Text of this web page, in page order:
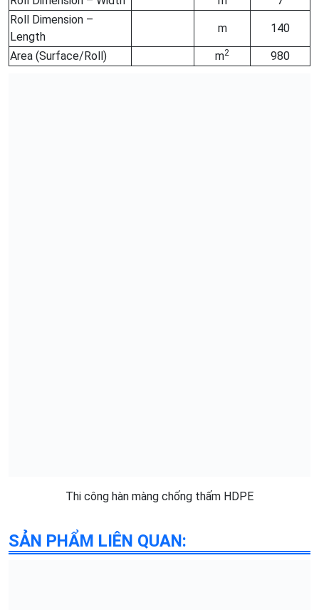
Roll Dimension –
Length
m 140
Area (Surface/Roll) m2 980
Thi công hàn màng chống thấm HDPE
SẢN PHẨM LIÊN QUAN: